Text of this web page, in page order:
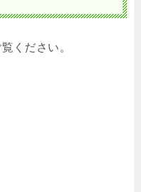
ください。